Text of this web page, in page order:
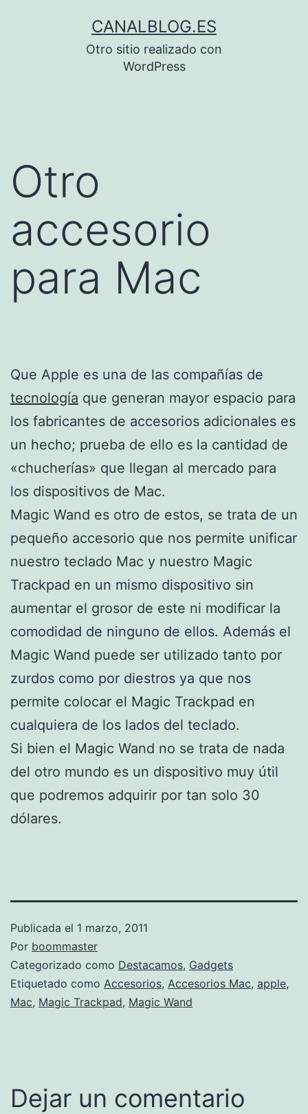
CANALBLOG.ES
Otro sitio realizado con
WordPress
Otro
accesorio
para Mac
Que Apple es una de las compañías de
tecnología que generan mayor espacio para
los fabricantes de accesorios adicionales es
un hecho; prueba de ello es la cantidad de
«chucherías» que llegan al mercado para
los dispositivos de Mac.
Magic Wand es otro de estos, se trata de un
pequeño accesorio que nos permite unificar
nuestro teclado Mac y nuestro Magic
Trackpad en un mismo dispositivo sin
aumentar el grosor de este ni modificar la
comodidad de ninguno de ellos. Además el
Magic Wand puede ser utilizado tanto por
zurdos como por diestros ya que nos
permite colocar el Magic Trackpad en
cualquiera de los lados del teclado.
Si bien el Magic Wand no se trata de nada
del otro mundo es un dispositivo muy útil
que podremos adquirir por tan solo 30
dólares.
Publicada el 1 marzo, 2011
Por boommaster
Categorizado como Destacamos, Gadgets
Etiquetado como Accesorios, Accesorios Mac, apple,
Mac, Magic Trackpad, Magic Wand
Dejar un comentario